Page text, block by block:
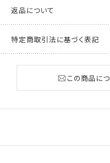
返品について
特定商取引法に基づく表記
この商品に